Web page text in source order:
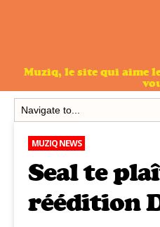
Muziq, le site qui aime
MUZIQ NEWS
Seal te
réédition